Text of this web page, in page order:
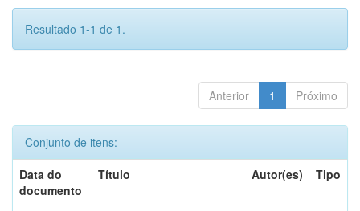
Resultado 1-1 de 1.
Anterior 1 Próximo
Conjunto de itens:
Data do
documento
Título Autor(es) Tipo